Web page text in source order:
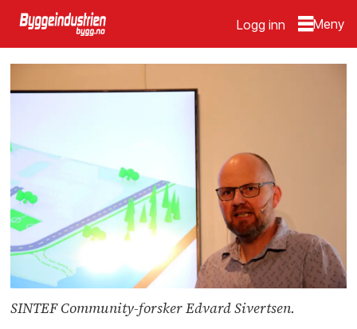
Logg inn
SINTEF Community-forsker Edvard Sivertsen.